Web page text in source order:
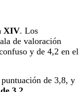
XIV. Los
de valoración
y de 4,2 en el
de 3,8, y